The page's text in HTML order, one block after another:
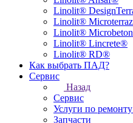
Linolit®
Linolit®
Linolit®
Linolit® Lincrete®
Linolit® RD®
Как выбрать ПАД?
Сервис
Назад
Сервис
Услуги по
Запчасти